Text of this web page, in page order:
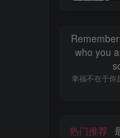
who you
幸福不在于你
热门推荐